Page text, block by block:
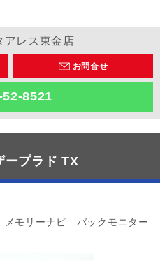
アレス東金店
お問合せ
8521
ープラド TX
モリーナビ バックモニター